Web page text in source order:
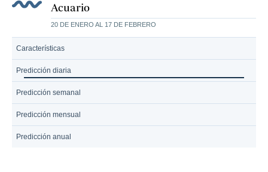
Acuario
20 DE ENERO AL 17 DE FEBRERO
Características
Predicción diaria
Predicción semanal
Predicción mensual
Predicción anual